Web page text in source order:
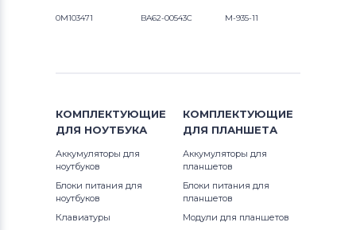
0M103471 BA62-00543C M-935-11
КОМПЛЕКТУЮЩИЕ
ДЛЯ НОУТБУКА
Аккумуляторы для
ноутбуков
Блоки питания для
ноутбуков
Клавиатуры
КОМПЛЕКТУЮЩИЕ
ДЛЯ ПЛАНШЕТА
Аккумуляторы для
планшетов
Блоки питания для
планшетов
Модули для планшетов